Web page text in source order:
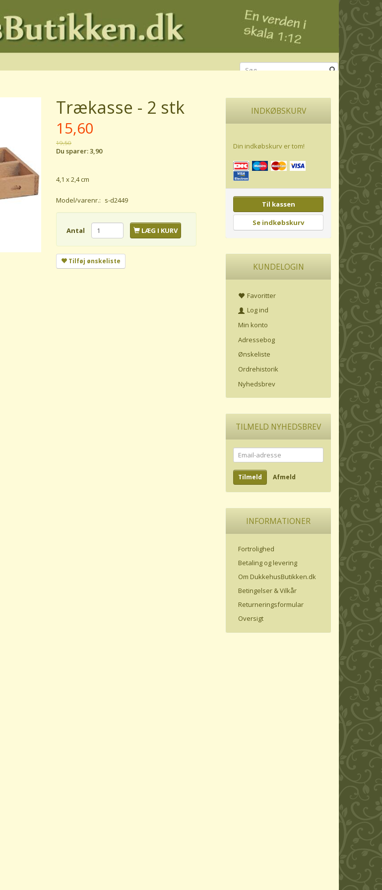
Trækasse - 2 stk
15,60
19,50
Du sparer:3,90
4,1 x 2,4 cm
Model/varenr.: s-d2449
Antal LÆG I KURV
Tilføj ønskeliste
INDKØBSKURV
Din indkøbskurv er tom!
Til kassen
Se indkøbskurv
KUNDELOGIN
Favoritter
Log ind
Min konto
Adressebog
Ønskeliste
Ordrehistorik
Nyhedsbrev
TILMELD NYHEDSBREV
Email-
adresse
Tilmeld Afmeld
INFORMATIONER
Fortrolighed
Betaling og levering
Om DukkehusButikken.dk
Betingelser & Vilkår
Returneringsformular
Oversigt